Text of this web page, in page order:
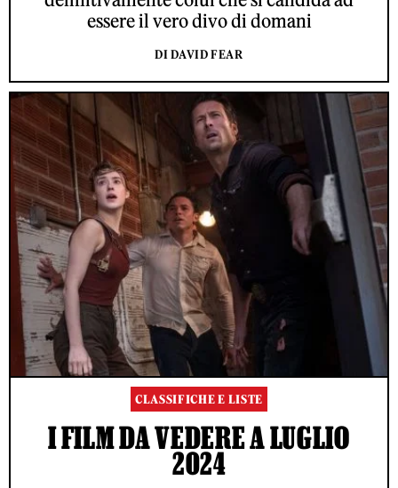
essere il vero divo di domani
DI DAVID FEAR
CLASSIFICHE E LISTE
I FILM DA VEDERE A LUGLIO
2024